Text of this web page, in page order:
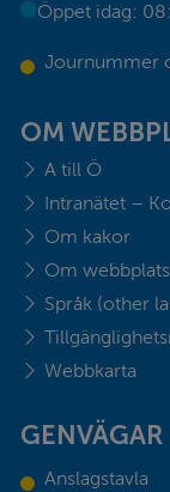
Öppet idag:
Journummer
OM
A till Ö
Intranätet –
Om kakor
Om
Språk (other
Webbkarta
GENVÄGAR
Anslagstavla